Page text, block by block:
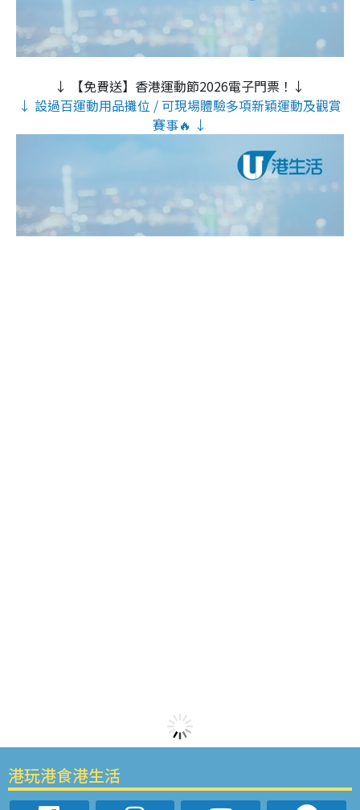
↓ 【免費送】香港運動節2026電子門票！↓
↓ 設過百運動用品攤位 / 可現場體驗多項新穎運動及觀賞
賽事🔥 ↓
港玩港食港生活